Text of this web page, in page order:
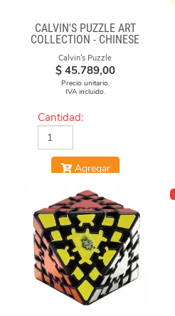
CALVIN'S PUZZLE ART
COLLECTION - CHINESE
OPERA FACE-OFF CUBE
(GREEN & YELLOW
MASKS)
Calvin's Puzzle
$ 45.789,00
Precio unitario.
IVA incluido.
Cantidad:
Agregar